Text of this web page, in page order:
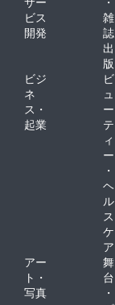
ビス
開発
雑
誌
出
版
ビジ
ネ
ス・
起業
ビ
ュ
ー
テ
ィ
ー
・
ヘ
ル
ス
ケ
ア
アー
ト・
写真
舞
台
・